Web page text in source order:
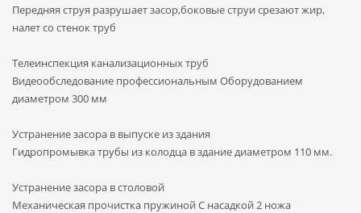
Передняя струя разрушает засор,боковые струи срезают жир,
налет со стенок труб
Телеинспекция канализационных труб
Видеообследование профессиональным Оборудованием
диаметром 300 мм
Устранение засора в выпуске из здания
Гидропромывка трубы из колодца в здание диаметром 110 мм.
Устранение засора в столовой
Механическая прочистка пружиной С насадкой 2 ножа